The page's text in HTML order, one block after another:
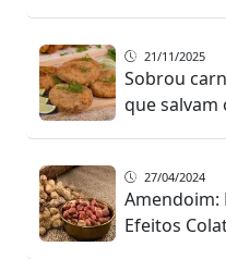
21/11/2025
Sobrou
que salvam
27/04/2024
Amendoim:
Efeitos